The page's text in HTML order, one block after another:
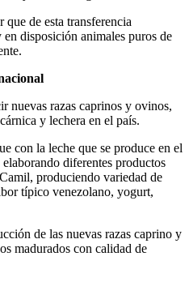
que de esta transferencia
disposición animales puros de
nuevas razas caprinos y ovinos,
y lechera en el país.
con la leche que se produce en el
diferentes productos
produciendo variedad de
típico venezolano, yogurt,
de las nuevas razas caprino y
madurados con calidad de